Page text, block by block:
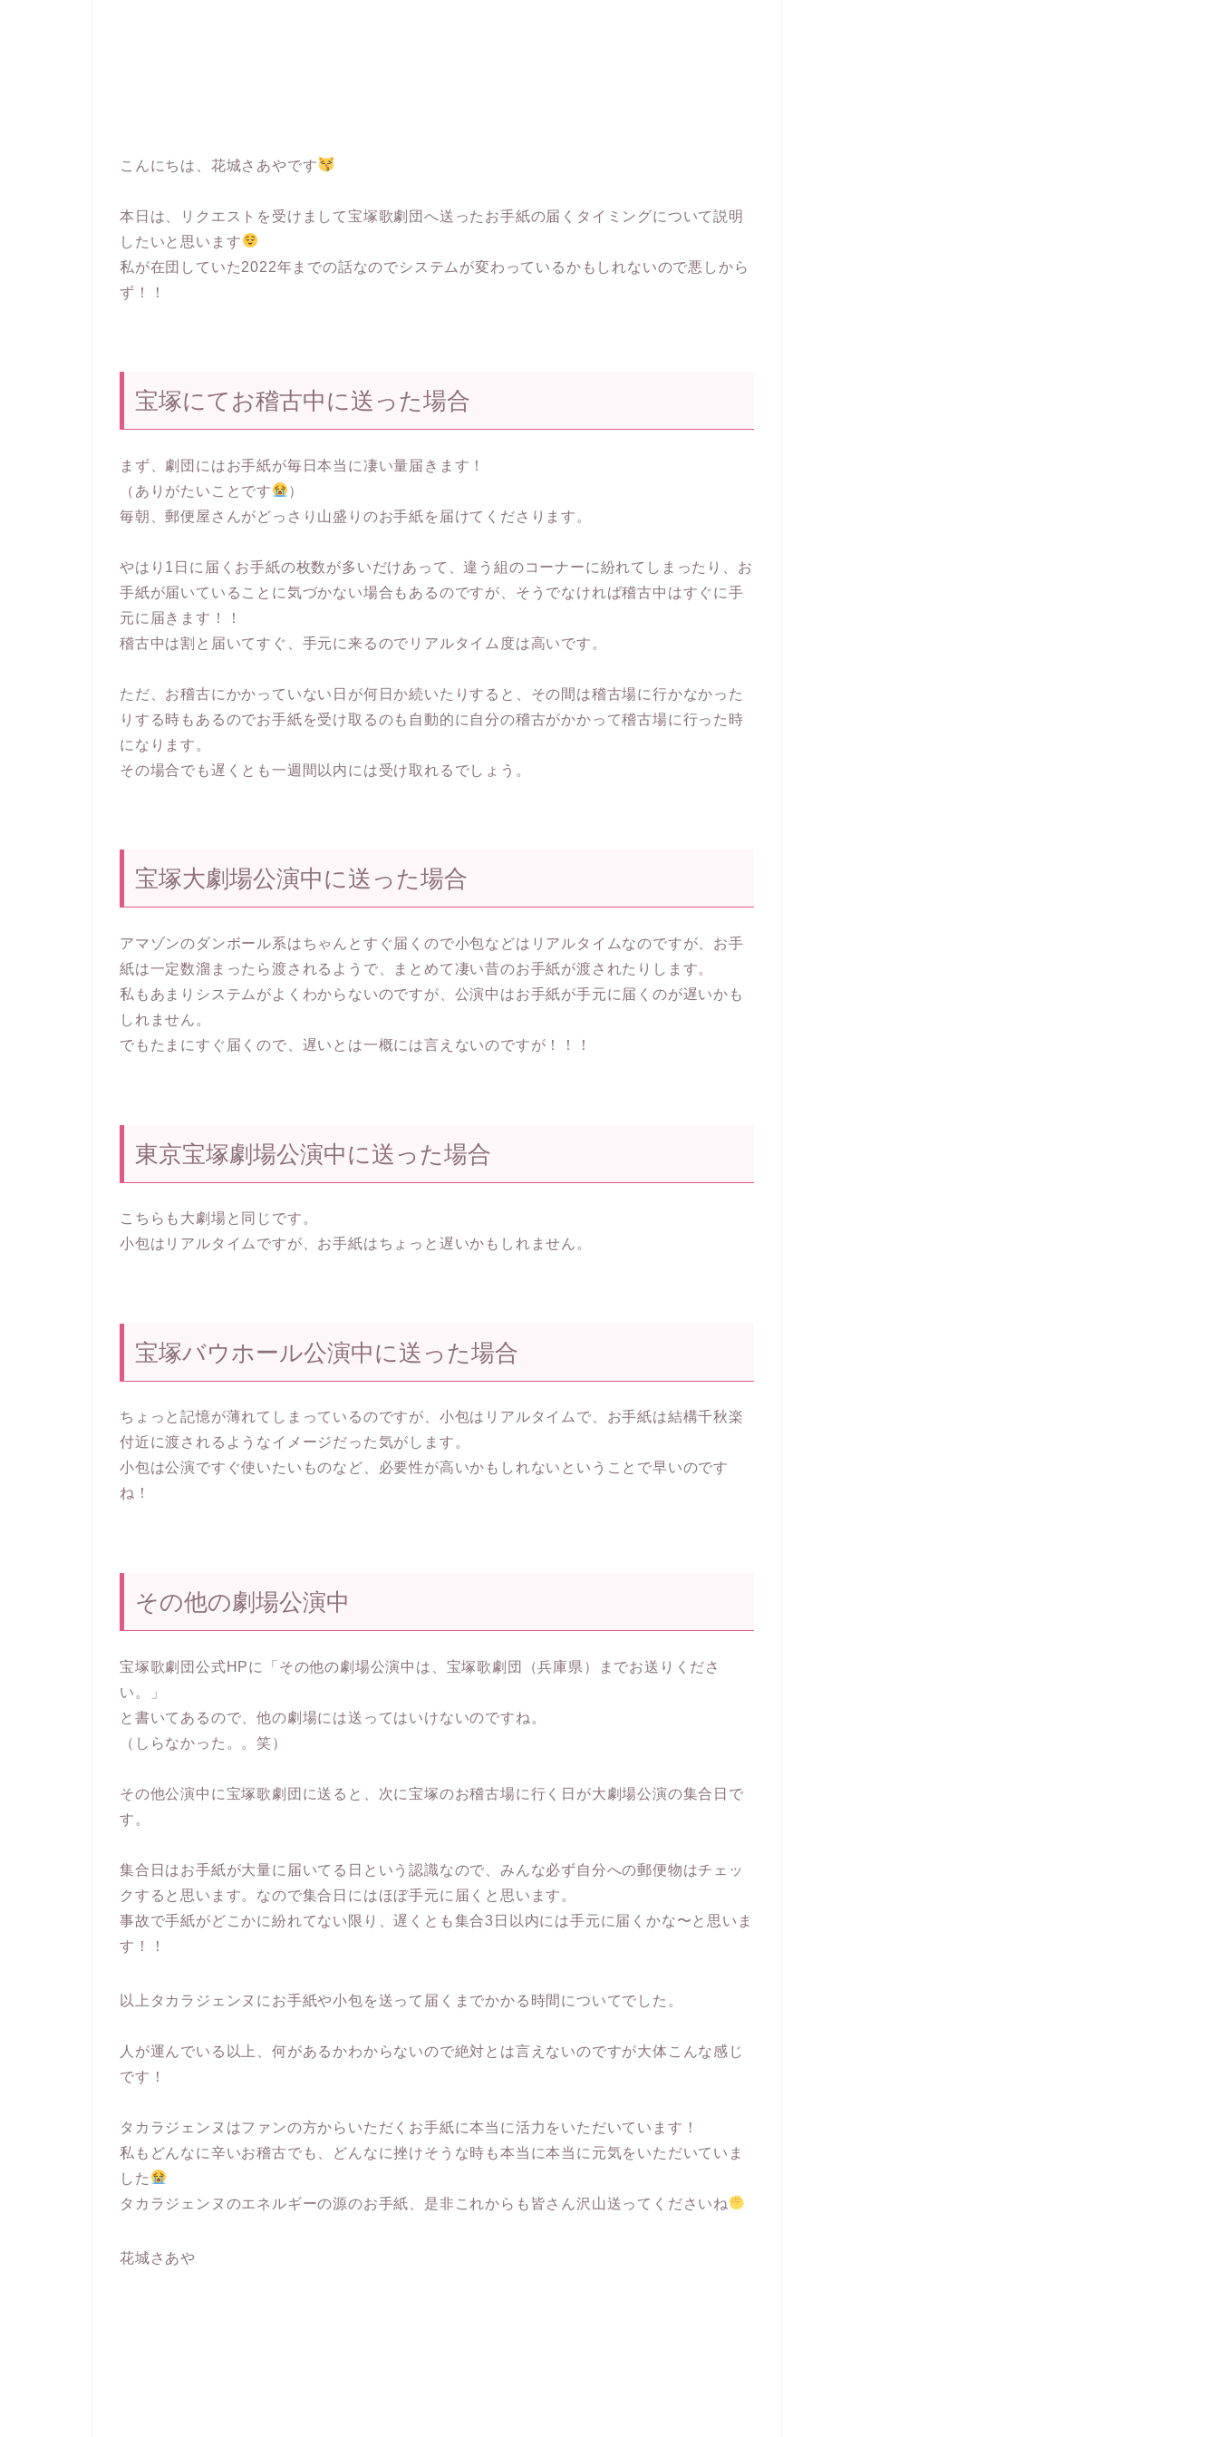
こんにちは、花城さあやです
本日は、リクエストを受けまして宝塚歌劇団へ送ったお手紙の届くタイミングについて説明
したいと思います
私が在団していた2022年までの話なのでシステムが変わっているかもしれないので悪しから
ず！！
宝塚にてお稽古中に送った場合
まず、劇団にはお手紙が毎日本当に凄い量届きます！
（ありがたいことです
）
毎朝、郵便屋さんがどっさり山盛りのお手紙を届けてくださります。
やはり1日に届くお手紙の枚数が多いだけあって、違う組のコーナーに紛れてしまったり、お
手紙が届いていることに気づかない場合もあるのですが、そうでなければ稽古中はすぐに手
元に届きます！！
稽古中は割と届いてすぐ、手元に来るのでリアルタイム度は高いです。
ただ、お稽古にかかっていない日が何日か続いたりすると、その間は稽古場に行かなかった
りする時もあるのでお手紙を受け取るのも自動的に自分の稽古がかかって稽古場に行った時
になります。
その場合でも遅くとも一週間以内には受け取れるでしょう。
宝塚大劇場公演中に送った場合
アマゾンのダンボール系はちゃんとすぐ届くので小包などはリアルタイムなのですが、お手
紙は一定数溜まったら渡されるようで、まとめて凄い昔のお手紙が渡されたりします。
私もあまりシステムがよくわからないのですが、公演中はお手紙が手元に届くのが遅いかも
しれません。
でもたまにすぐ届くので、遅いとは一概には言えないのですが！！！
東京宝塚劇場公演中に送った場合
こちらも大劇場と同じです。
小包はリアルタイムですが、お手紙はちょっと遅いかもしれません。
宝塚バウホール公演中に送った場合
ちょっと記憶が薄れてしまっているのですが、小包はリアルタイムで、お手紙は結構千秋楽
付近に渡されるようなイメージだった気がします。
小包は公演ですぐ使いたいものなど、必要性が高いかもしれないということで早いのです
ね！
その他の劇場公演中
宝塚歌劇団公式HPに「その他の劇場公演中は、宝塚歌劇団（兵庫県）までお送りくださ
い。」
と書いてあるので、他の劇場には送ってはいけないのですね。
（しらなかった。。笑）
その他公演中に宝塚歌劇団に送ると、次に宝塚のお稽古場に行く日が大劇場公演の集合日で
す。
集合日はお手紙が大量に届いてる日という認識なので、みんな必ず自分への郵便物はチェッ
クすると思います。なので集合日にはほぼ手元に届くと思います。
事故で手紙がどこかに紛れてない限り、遅くとも集合3日以内には手元に届くかな〜と思いま
す！！
以上タカラジェンヌにお手紙や小包を送って届くまでかかる時間についてでした。
人が運んでいる以上、何があるかわからないので絶対とは言えないのですが大体こんな感じ
です！
タカラジェンヌはファンの方からいただくお手紙に本当に活力をいただいています！
私もどんなに辛いお稽古でも、どんなに挫けそうな時も本当に本当に元気をいただいていま
した
タカラジェンヌのエネルギーの源のお手紙、是非これからも皆さん沢山送ってくださいね
花城さあや